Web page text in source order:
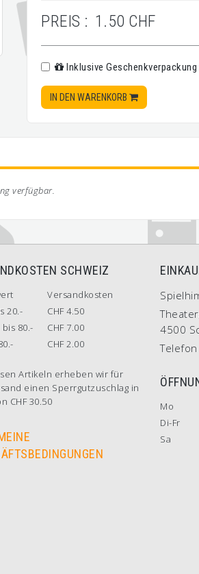
PREIS : 1.50 CHF
Inklusive Geschenkverpackung
IN DEN WARENKORB
verfügbar.
SCHWEIZ
Versandkosten
20.-
CHF 4.50
bis 80.-
CHF 7.00
CHF 2.00
Artikeln erheben wir für
einen Sperrgutzuschlag in
CHF 30.50
4500
Mo
Di-Fr
Sa